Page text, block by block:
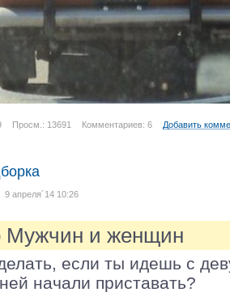
Просм.: 13691 Комментариев: 6 Добавить
9 апреля´14 10:26
Мужчин и женщин
если ты идешь с
начали приставать?